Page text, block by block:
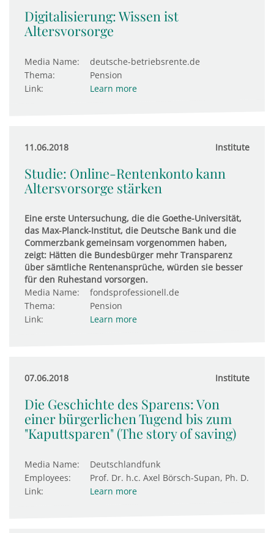
Digitalisierung: Wissen ist
Altersvorsorge
Media Name:
deutsche-betriebsrente.de
Thema:
Pension
Link:
Learn more
11.06.2018 Institute
Studie: Online-Rentenkonto kann
Altersvorsorge stärken
Eine erste Untersuchung, die die Goethe-Universität,
das Max-Planck-Institut, die Deutsche Bank und die
Commerzbank gemeinsam vorgenommen haben,
zeigt: Hätten die Bundesbürger mehr Transparenz
über sämtliche Rentenansprüche, würden sie besser
für den Ruhestand vorsorgen.
Media Name:
fondsprofessionell.de
Thema:
Pension
Link:
Learn more
07.06.2018 Institute
Die Geschichte des Sparens: Von
einer bürgerlichen Tugend bis zum
"Kaputtsparen" (The story of saving)
Media Name:
Deutschlandfunk
Employees:
Prof. Dr. h.c. Axel Börsch-Supan, Ph. D.
Link:
Learn more